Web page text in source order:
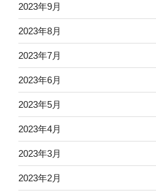
2023年9月
2023年8月
2023年7月
2023年6月
2023年5月
2023年4月
2023年3月
2023年2月